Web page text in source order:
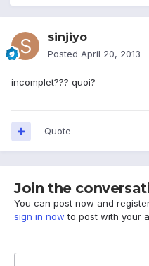
sinjiyo
Posted April 20, 2013
incomplet??? quoi?
Quote
Join the
You can post now and
sign in now to post with your